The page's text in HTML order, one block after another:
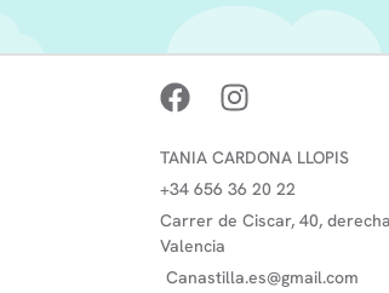
TANIA CARDONA LLOPIS
+34 656 36 20 22
Carrer de Ciscar, 40,
Valencia
Canastilla.es@gmail.com